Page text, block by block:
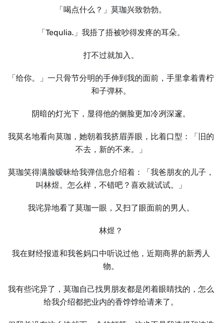
「喝点什么？」莫珈兴致勃勃。
「Tequlia.」我捂了捂被吵得发疼的耳朵。
打不过就加入。
「给你。」一只骨节分明的手伸到我的面前，手里拿着青柠
和子弹杯。
阴暗的灯光下，显得他的侧脸更加冷冽深邃。
我莫名地看向莫珈，她朝着我挤眉弄眼，比着口型：「旧的
不去，新的不来。」
莫珈笑得满脸暧昧给我弹信息介绍着：「我爸朋友的儿子，
叫林煜。怎么样，不错吧？喜欢就试试。」
我诧异地看了莫珈一眼，又扫了眼面前的男人。
林煜？
我在财经报道和我爸妈口中听说过他，近期商界的新秀人
物。
我有些诧异了，莫珈自己找男朋友都是闭着眼睛找的，怎么
给我介绍都把业内的香饽饽给请来了。